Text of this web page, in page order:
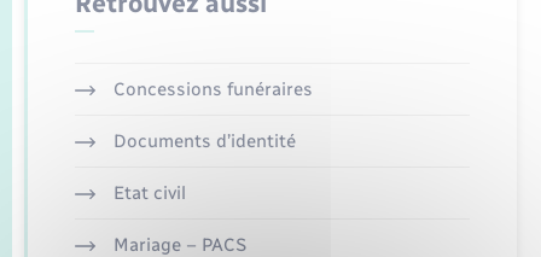
Recensement
Concessions funéraires
Documents d’identité
Etat civil
Mariage – PACS